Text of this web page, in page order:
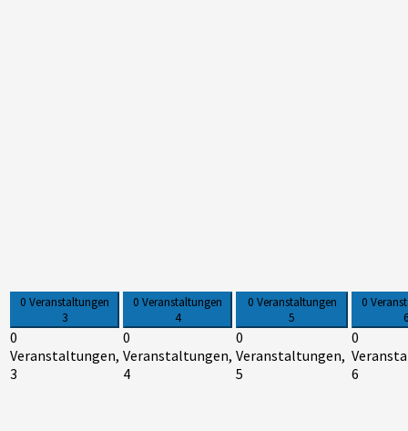
0 Veranstaltungen
3
0
Veranstaltungen,
3
0 Veranstaltungen
4
0
Veranstaltungen,
4
0 Veranstaltungen
5
0
Veranstaltungen,
5
0
0
6